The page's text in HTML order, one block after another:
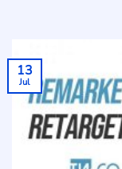
13
Jul